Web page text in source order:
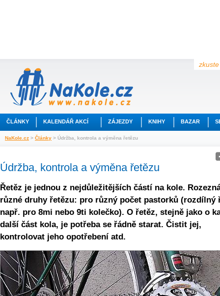
ČLÁNKY KALENDÁŘ AKCÍ ZÁJEZDY KNIHY BAZAR
NaKole.cz > Články > Údržba, kontrola a výměna řetězu
Údržba, kontrola a výměna řetězu
Řetěz je jednou z nejdůležitějších částí na kole.
různé druhy řetězu: pro různý počet pastorků (rozdílný
např. pro 8mi nebo 9ti kolečko). O řetěz, stejně jako o
další část kola, je potřeba se řádně starat. Čistit jej,
kontrolovat jeho opotřebení atd.